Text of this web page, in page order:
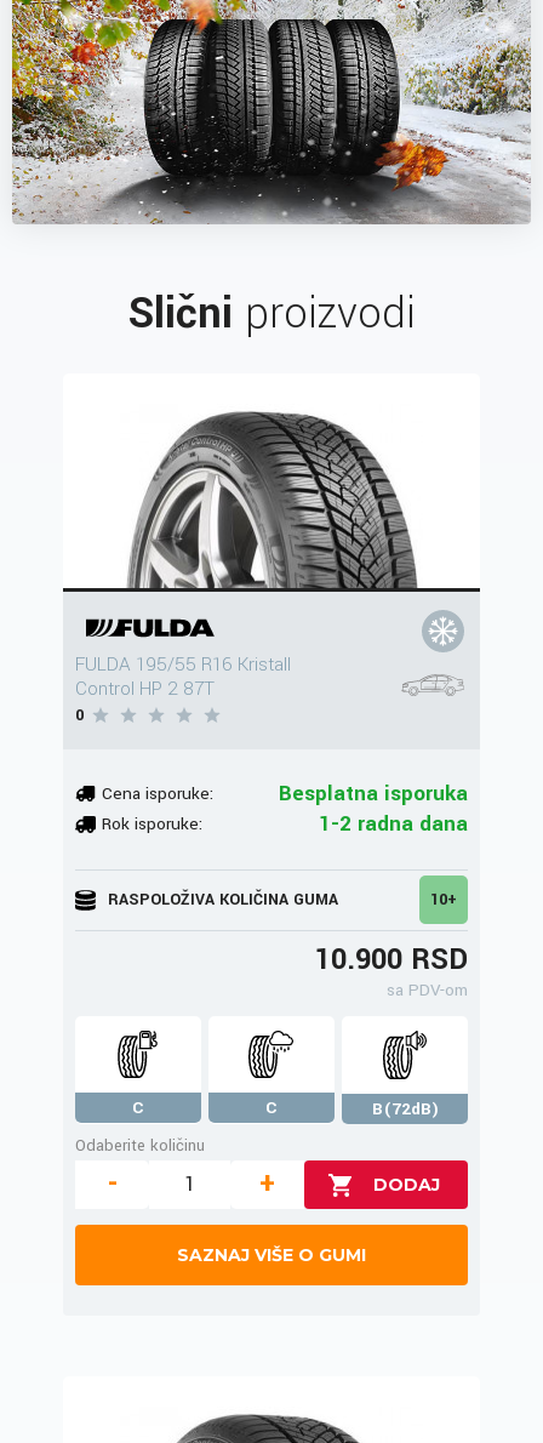
Slični proizvodi
FULDA 195/55 R16 Kristall
Control HP 2 87T
0
Cena isporuke: Besplatna isporuka
Rok isporuke: 1-2 radna dana
RASPOLOŽIVA KOLIČINA GUMA 10+
10.900 RSD
sa PDV-om
C C
B(72dB)
Odaberite količinu
- +
SAZNAJ VIŠE O GUMI